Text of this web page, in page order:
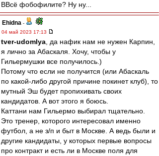
ВВсё фобофилите? Ну ну...
Ehidna -
04 май 2023 17:13
tver-udomlya , да нафик нам не нужен Карпин,
я лично за Абаскаля. Хочу, чтобы у
Гильермушки все получилось.)
Потому что если не получится (или Абаскаль
по какой-либо другой причине покинет клуб), то
мутный Эш будет пропихивать своих
кандидатов. А вот этого я боюсь.
Каттани нам Гильермо выбирал тщательно.
Это тренер, которого интересовал именно
футбол, а не з/п и быт в Москве. А ведь были и
другие кандидаты, у которых первые вопросы
про контракт и есть ли в Москве поля для